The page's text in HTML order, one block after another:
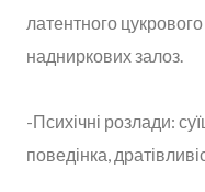
латентного цукрового
надниркових залоз.
-Психічні розлади:
поведінка,